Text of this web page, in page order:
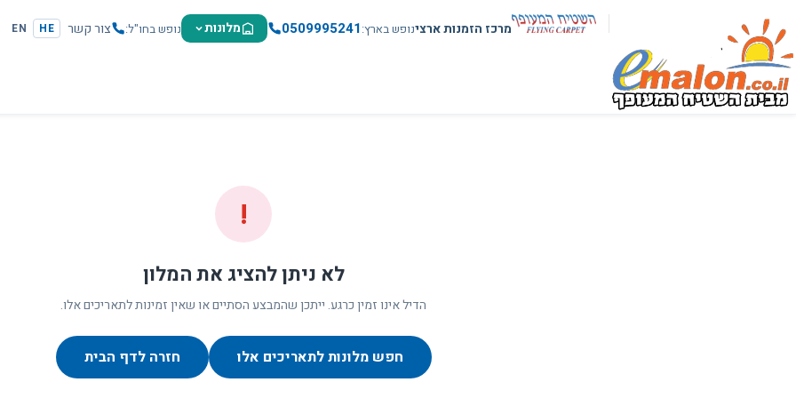
מרכז הזמנות ארצינופש בארץ 0509995241 מלונות נופש בחו"ל צור קשר HE
EN
!
לא ניתן להציג את המלון
הדיל אינו זמין כרגע. ייתכן שהמבצע הסתיים או שאין זמינות לתאריכים אלו.
חפש מלונות לתאריכים אלו חזרה לדף הבית